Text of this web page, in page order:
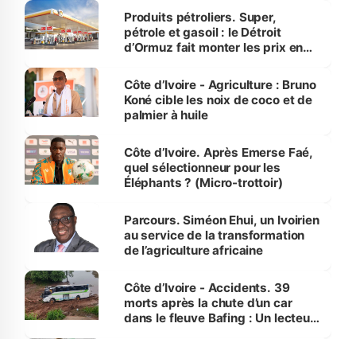
menacées
Produits pétroliers. Super,
pétrole et gasoil : le Détroit
d’Ormuz fait monter les prix en
Côte d’Ivoire - Agriculture : Bruno
Koné cible les noix de coco et de
palmier à huile
Côte d’Ivoire. Après Emerse Faé,
quel sélectionneur pour les
Éléphants ? (Micro-trottoir)
Parcours. Siméon Ehui, un Ivoirien
au service de la transformation
de l’agriculture africaine
Côte d’Ivoire - Accidents. 39
morts après la chute d’un car
dans le fleuve Bafing : Un lecteur